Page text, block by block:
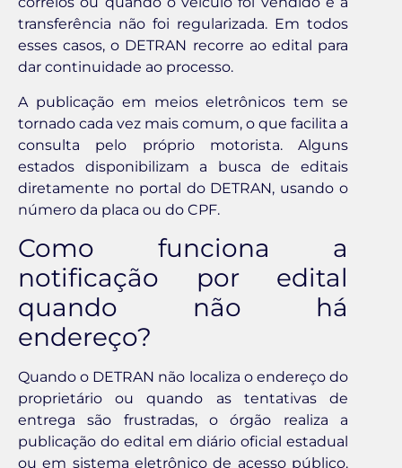
transferência não foi regularizada. Em todos
esses casos, o DETRAN recorre ao edital para
dar continuidade ao processo.
A publicação em meios eletrônicos tem se
tornado cada vez mais comum, o que facilita a
consulta pelo próprio motorista. Alguns
estados disponibilizam a busca de editais
diretamente no portal do DETRAN, usando o
número da placa ou do CPF.
Como funciona a
notificação por edital
quando não há
endereço?
Quando o DETRAN não localiza o endereço do
proprietário ou quando as tentativas de
entrega são frustradas, o órgão realiza a
publicação do edital em diário oficial estadual
ou em sistema eletrônico de acesso público.